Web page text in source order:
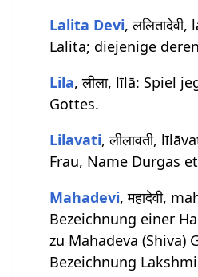
Lalita Devi,
Lalita; diejenige
Lila, लीला, līlā: Spiel
Gottes.
Lilavati, लीलावती,
Frau, Name Durgas
Mahadevi, महादेवी,
Bezeichnung einer
zu Mahadeva (Shiva)
Bezeichnung